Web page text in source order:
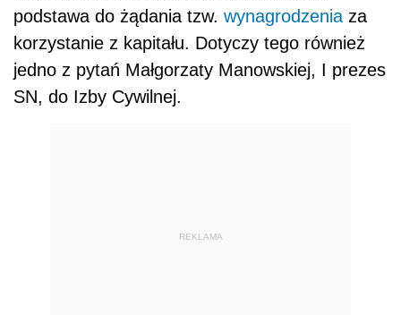
podstawa do żądania tzw. wynagrodzenia za
korzystanie z kapitału. Dotyczy tego również
jedno z pytań Małgorzaty Manowskiej, I prezes
SN, do Izby Cywilnej.
REKLAMA